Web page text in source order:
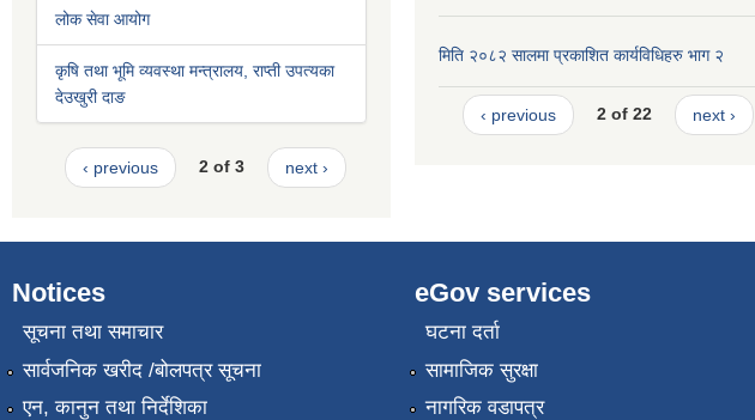
लोक सेवा आयोग
कृषि तथा भूमि व्यवस्था मन्त्रालय, राप्ती उपत्यका
देउखुरी दाङ
‹ previous 2 of 3 next ›
मिति २०८२ सालमा प्रकाशित कार्यविधिहरु भाग २
‹ previous 2 of 22 next ›
Notices
सूचना तथा समाचार
सार्वजनिक खरीद /बोलपत्र सूचना
एन, कानुन तथा निर्देशिका
eGov services
घटना दर्ता
सामाजिक सुरक्षा
नागरिक वडापत्र